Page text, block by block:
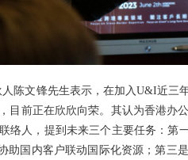
陈文锋先生表示，在加入U&I近三
目前正在欣欣向荣。其认为香港办
络人，提到未来三个主要任务：第
助国内客户联动国际化资源；第三